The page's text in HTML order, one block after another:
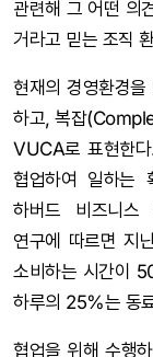
관련해 그 어떤 의
거라고 믿는 조직
현재의 경영환경
하고, 복잡
VUCA로 표현한
협업하여 일하는
하버드 비즈니
연구에 따르면 지
소비하는 시간이
하루의 25%는 동
협업을 위해 수행